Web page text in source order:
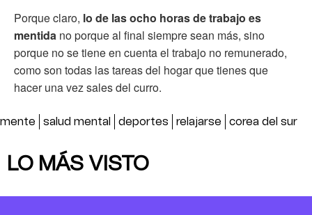
Porque claro, lo de las ocho horas de trabajo es
mentida no porque al final siempre sean más, sino
porque no se tiene en cuenta el trabajo no remunerado,
como son todas las tareas del hogar que tienes que
hacer una vez sales del curro.
mente salud mental deportes relajarse corea del sur
LO MÁS VISTO